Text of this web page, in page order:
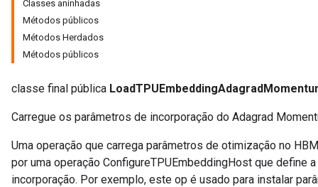
Classes aninhadas
Métodos públicos
Métodos Herdados
Métodos públicos
classe final pública
Carregue os parâmetros de incorporação do Adagrad
Uma operação que carrega parâmetros de otimização no
por uma operação ConfigureTPUEmbeddingHost que define
incorporação. Por exemplo, este op é usado para instalar